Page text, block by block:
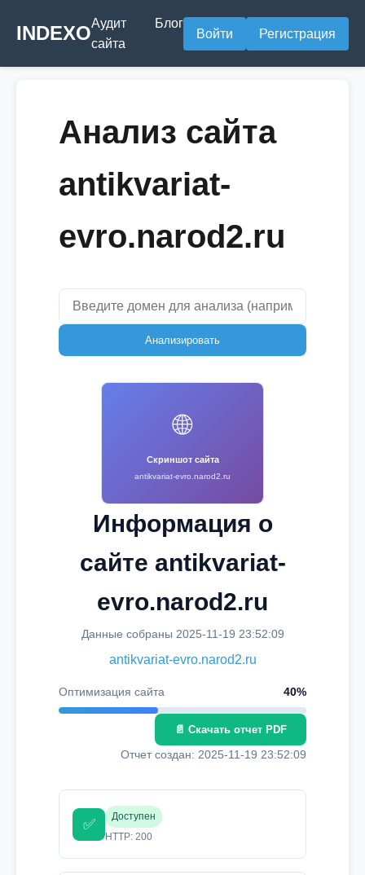
INDEXOАудит
сайта
Блог
Войти Регистрация
Анализ сайта
antikvariat-
evro.narod2.ru
Анализировать
🌐
Скриншот сайта
antikvariat-evro.narod2.ru
Информация о
сайте antikvariat-
evro.narod2.ru
Данные собраны 2025-11-19 23:52:09
antikvariat-evro.narod2.ru
Оптимизация сайта 40%
📄 Скачать отчет PDF
Отчет создан: 2025-11-19 23:52:09
✅
Доступен
HTTP: 200